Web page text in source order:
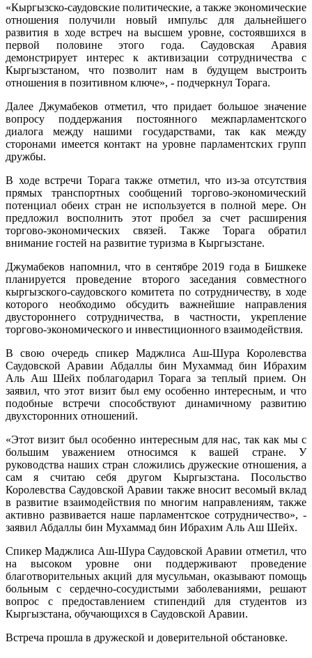
«Кыргызско-саудовские политические, а также экономические
отношения получили новый импульс для дальнейшего
развития в ходе встреч на высшем уровне, состоявшихся в
первой половине этого года. Саудовская Аравия
демонстрирует интерес к активизации сотрудничества с
Кыргызстаном, что позволит нам в будущем выстроить
отношения в позитивном ключе», - подчеркнул Торага.
Далее Джумабеков отметил, что придает большое значение
вопросу поддержания постоянного межпарламентского
диалога между нашими государствами, так как между
сторонами имеется контакт на уровне парламентских групп
дружбы.
В ходе встречи Торага также отметил, что из-за отсутствия
прямых транспортных сообщений торгово-экономический
потенциал обеих стран не используется в полной мере. Он
предложил восполнить этот пробел за счет расширения
торгово-экономических связей. Также Торага обратил
внимание гостей на развитие туризма в Кыргызстане.
Джумабеков напомнил, что в сентябре 2019 года в Бишкеке
планируется проведение второго заседания совместного
кыргызского-саудовского комитета по сотрудничеству, в ходе
которого необходимо обсудить важнейшие направления
двустороннего сотрудничества, в частности, укрепление
торгово-экономического и инвестиционного взаимодействия.
В свою очередь спикер Маджлиса Аш-Шура Королевства
Саудовской Аравии Абдаллы бин Мухаммад бин Ибрахим
Аль Аш Шейх поблагодарил Торага за теплый прием. Он
заявил, что этот визит был ему особенно интересным, и что
подобные встречи способствуют динамичному развитию
двухсторонних отношений.
«Этот визит был особенно интересным для нас, так как мы с
большим уважением относимся к вашей стране. У
руководства наших стран сложились дружеские отношения, а
сам я считаю себя другом Кыргызстана. Посольство
Королевства Саудовской Аравии также вносит весомый вклад
в развитие взаимодействия по многим направлениям, также
активно развивается наше парламентское сотрудничество», -
заявил Абдаллы бин Мухаммад бин Ибрахим Аль Аш Шейх.
Спикер Маджлиса Аш-Шура Саудовской Аравии отметил, что
на высоком уровне они поддерживают проведение
благотворительных акций для мусульман, оказывают помощь
больным с сердечно-сосудистыми заболеваниями, решают
вопрос с предоставлением стипендий для студентов из
Кыргызстана, обучающихся в Саудовской Аравии.
Встреча прошла в дружеской и доверительной обстановке.